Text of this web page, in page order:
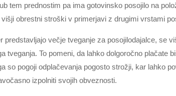
tem prednostim pa ima gotovinsko posojilo na
višji obrestni stroški v primerjavi z drugimi vrstami
predstavljajo večje tveganje za posojilodajalce, se
tveganja. To pomeni, da lahko dolgoročno plačate
so pogoji odplačevanja pogosto strožji, kar lahko
izpolniti svojih obveznosti.